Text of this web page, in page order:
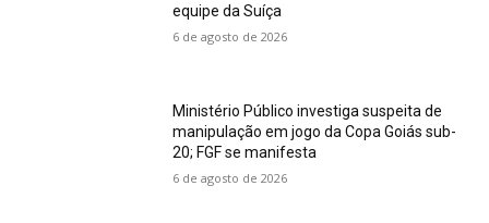
equipe da Suíça
6 de agosto de 2026
Ministério Público investiga suspeita de
manipulação em jogo da Copa Goiás sub-
20; FGF se manifesta
6 de agosto de 2026